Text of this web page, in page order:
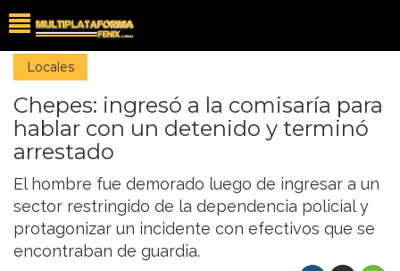
Locales
Chepes: ingresó a la comisaría para
hablar con un detenido y terminó
arrestado
El hombre fue demorado luego de ingresar a un
sector restringido de la dependencia policial y
protagonizar un incidente con efectivos que se
encontraban de guardia.